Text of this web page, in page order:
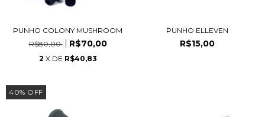
PUNHO COLONY MUSHROOM
R$80,00
R$70,00
2 X DE R$40,83
PUNHO ELLEVEN
R$15,00
40% OFF